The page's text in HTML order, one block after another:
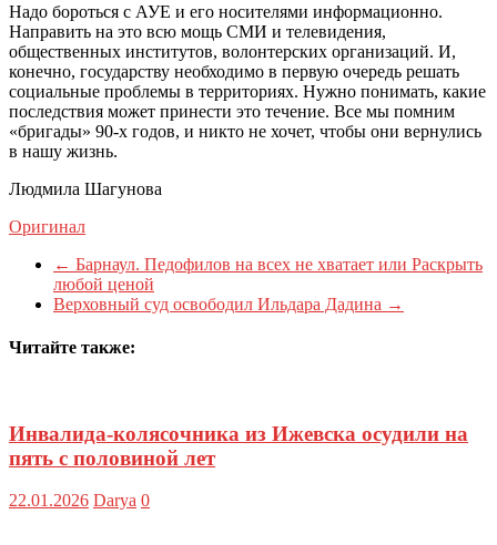
Надо бороться с АУЕ и его носителями информационно.
Направить на это всю мощь СМИ и телевидения,
общественных институтов, волонтерских организаций. И,
конечно, государству необходимо в первую очередь решать
социальные проблемы в территориях. Нужно понимать, какие
последствия может принести это течение. Все мы помним
«бригады» 90-х годов, и никто не хочет, чтобы они вернулись
в нашу жизнь.
Людмила Шагунова
Оригинал
← Барнаул. Педофилов на всех не хватает или Раскрыть
любой ценой
Верховный суд освободил Ильдара Дадина →
Читайте также:
Инвалида-колясочника из Ижевска осудили на
пять с половиной лет
22.01.2026 Darya 0